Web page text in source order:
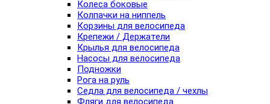
Колеса боковые
Колпачки на ниппель
Корзины для велосипеда
Крепежи / Держатели
Крылья для велосипеда
Насосы для велосипеда
Подножки
Рога на руль
Седла для велосипеда / чехлы
Фляги для велосипеда